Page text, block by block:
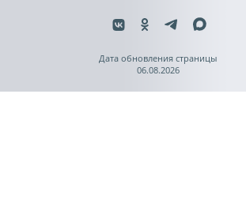
Дата обновления страницы
06.08.2026